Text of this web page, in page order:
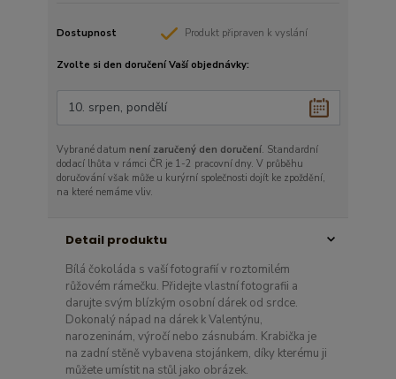
Dostupnost Produkt připraven k vyslání
Zvolte si den doručení Vaší objednávky:
Vybrané datum není zaručený den doručení. Standardní
dodací lhůta v rámci ČR je 1-2 pracovní dny. V průběhu
doručování však může u kurýrní společnosti dojít ke zpoždění,
na které nemáme vliv.
Detail produktu
Bílá čokoláda s vaší fotografií v roztomilém
růžovém rámečku. Přidejte vlastní fotografii a
darujte svým blízkým osobní dárek od srdce.
Dokonalý nápad na dárek k Valentýnu,
narozeninám, výročí nebo zásnubám. Krabička je
na zadní stěně vybavena stojánkem, díky kterému ji
můžete umístit na stůl jako obrázek.